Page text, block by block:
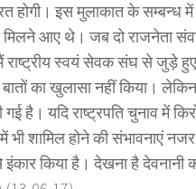
होगी। इस मुलाकात के सम्बन्ध
आए थे। जब दो राजनेता
राष्ट्रीय स्वयं सेवक संघ से जुड़े हुए
का खुलासा नहीं किया।
गई है। यदि राष्ट्रपति चुनाव में
भी शामिल होने की संभावनाएं
इंकार किया है। देखना है देवनानी